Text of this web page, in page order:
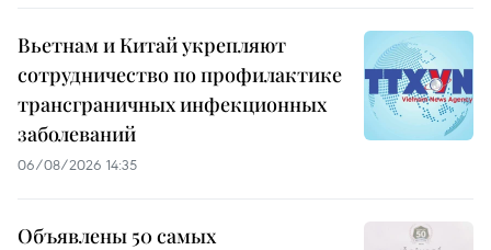
Вьетнам и Китай укрепляют
сотрудничество по профилактике
трансграничных инфекционных
заболеваний
06/08/2026 14:35
Объявлены 50 самых